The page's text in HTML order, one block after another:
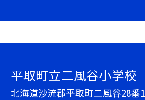
平取町立二風谷小学校
北海道沙流郡平取町二風谷28番1